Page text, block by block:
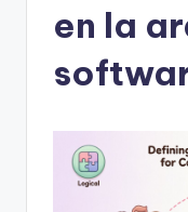
en la